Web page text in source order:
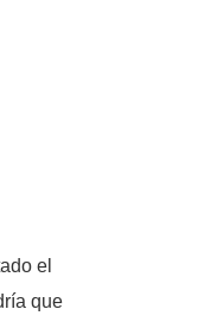
el
que